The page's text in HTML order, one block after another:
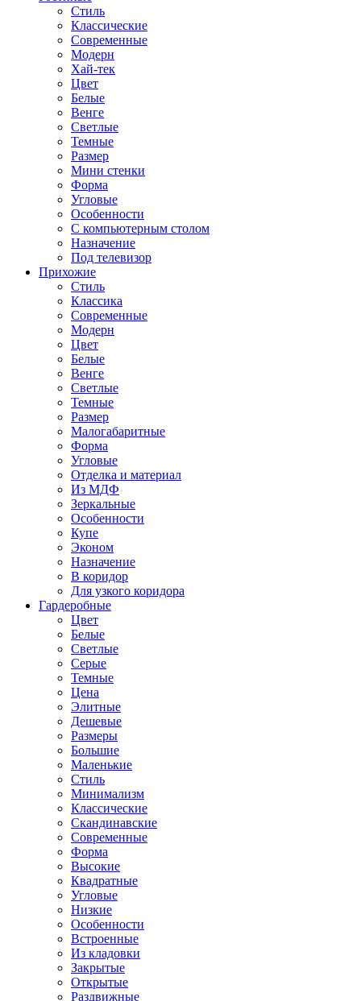
Стиль
Классические
Современные
Модерн
Хай-тек
Цвет
Белые
Венге
Светлые
Темные
Размер
Мини стенки
Форма
Угловые
Особенности
С компьютерным столом
Назначение
Под телевизор
Прихожие
Стиль
Классика
Современные
Модерн
Цвет
Белые
Венге
Светлые
Темные
Размер
Малогабаритные
Форма
Угловые
Отделка и материал
Из МДФ
Зеркальные
Особенности
Купе
Эконом
Назначение
В коридор
Для узкого коридора
Гардеробные
Цвет
Белые
Светлые
Серые
Темные
Цена
Элитные
Дешевые
Размеры
Большие
Маленькие
Стиль
Минимализм
Классические
Скандинавские
Современные
Форма
Высокие
Квадратные
Угловые
Низкие
Особенности
Встроенные
Из кладовки
Закрытые
Открытые
Раздвижные